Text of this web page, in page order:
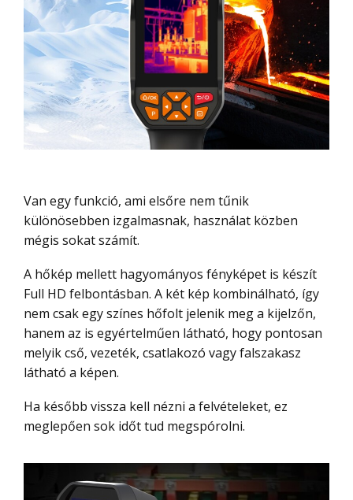
Van egy funkció, ami elsőre nem tűnik
különösebben izgalmasnak, használat közben
mégis sokat számít.
A hőkép mellett hagyományos fényképet is készít
Full HD felbontásban. A két kép kombinálható, így
nem csak egy színes hőfolt jelenik meg a kijelzőn,
hanem az is egyértelműen látható, hogy pontosan
melyik cső, vezeték, csatlakozó vagy falszakasz
látható a képen.
Ha később vissza kell nézni a felvételeket, ez
meglepően sok időt tud megspórolni.